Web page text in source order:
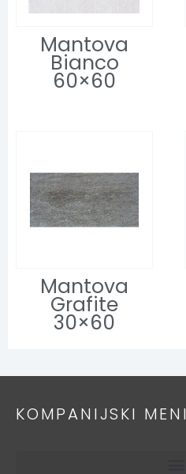
Mantova
Bianco
60×60
Mantova
Grafite
30×60
KOMPANIJSKI MENI